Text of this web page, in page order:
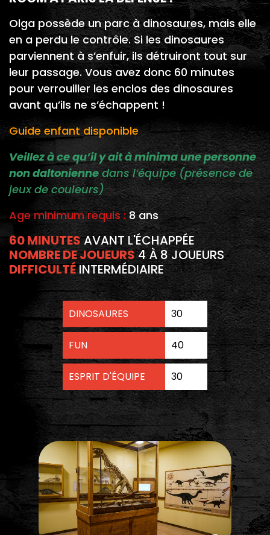
Olga possède un parc à dinosaures, mais elle
en a perdu le contrôle. Si les dinosaures
parviennent à s’enfuir, ils détruiront tout sur
leur passage. Vous avez donc 60 minutes
pour verrouiller les enclos des dinosaures
avant qu’ils ne s’échappent !
Guide enfant disponible
Veillez à ce qu’il y ait à minima une personne
non daltoniennedans l’équipe (présence de
jeux de couleurs)
Age minimum requis : 8 ans
60 MINUTESAVANT L'ÉCHAPPÉE
NOMBRE DE JOUEURS4 À 8 JOUEURS
DIFFICULTÉINTERMÉDIAIRE
DINOSAURES 30
FUN 40
ESPRIT D'ÉQUIPE 30